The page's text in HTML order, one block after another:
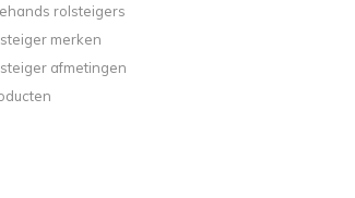
rolsteigers
merken
afmetingen